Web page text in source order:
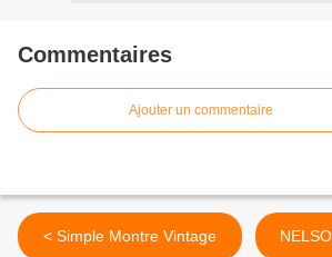
Commentaires
Ajouter un commentaire
< Simple Montre Vintage